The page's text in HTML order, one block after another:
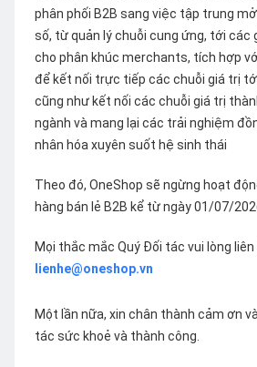
phân phối B2B sang việc tập trung
số, từ quản lý chuỗi cung ứng, tới các
cho phân khúc merchants, tích hợp
để kết nối trực tiếp các chuỗi giá trị
cũng như kết nối các chuỗi giá trị
ngành và mang lại các trải nghiệm
nhân hóa xuyên suốt hệ sinh thái
Theo đó, OneShop sẽ ngừng hoạt
hàng bán lẻ B2B kể từ ngày 01/07/
Mọi thắc mắc Quý Đối tác vui lòng liên
lienhe@oneshop.vn
Một lần nữa, xin chân thành cảm ơn
tác sức khoẻ và thành công.